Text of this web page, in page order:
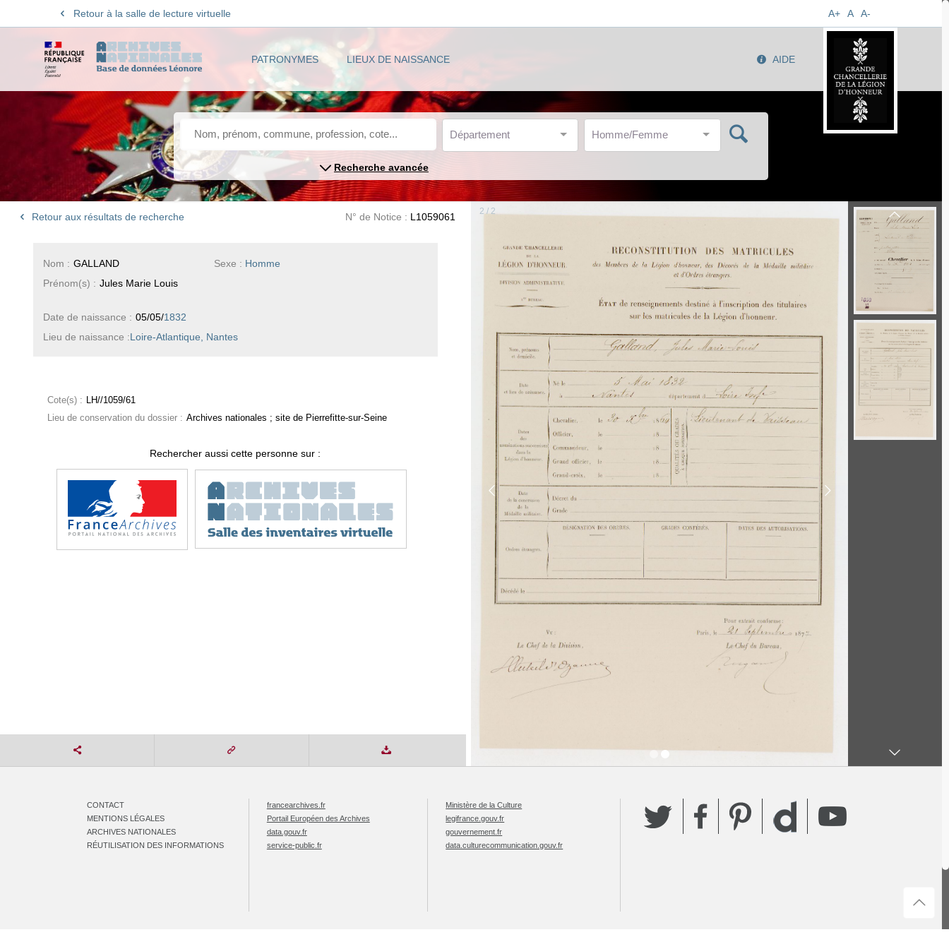
Retour à la salle de lecture virtuelle A+ A A-
PATRONYMES LIEUX DE NAISSANCE AIDE
Département Homme/Femme
Recherche avancée
Retour aux résultats de recherche N° de Notice : L1059061
Sexe : Homme
Nom : GALLAND
Prénom(s) : Jules Marie Louis
Date de naissance : 05/05/1832
Lieu de naissance :Loire-Atlantique, Nantes
Cote(s) : LH//1059/61
Lieu de conservation du dossier : Archives nationales ; site de Pierrefitte-sur-Seine
Rechercher aussi cette personne sur :
2 / 2
CONTACT
MENTIONS LÉGALES
ARCHIVES NATIONALES
RÉUTILISATION DES INFORMATIONS
francearchives.fr
Portail Européen des Archives
data.gouv.fr
service-public.fr
Ministère de la Culture
legifrance.gouv.fr
gouvernement.fr
data.culturecommunication.gouv.fr